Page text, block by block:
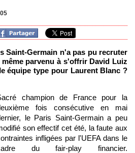
Saint-Germain n'a pas pu recruter
parvenu à s'offrir David Luiz
équipe type pour Laurent Blanc ?
champion de France pour la
fois consécutive en mai
le Paris Saint-Germain a peu
son effectif cet été, la faute aux
infligées par l'UEFA dans le
du fair-play financier.